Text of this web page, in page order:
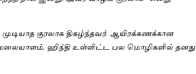
குரலாக திகழ்ந்தவர். ஆயிரக்கணக்கான
ஹிந்தி உள்ளிட்ட பல மொழிகளில் தனது